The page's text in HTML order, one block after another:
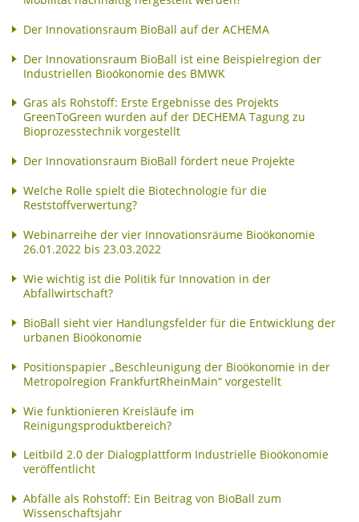
Der Innovationsraum BioBall auf der ACHEMA
Der Innovationsraum BioBall ist eine Beispielregion der
Industriellen Bioökonomie des BMWK
Gras als Rohstoff: Erste Ergebnisse des Projekts
GreenToGreen wurden auf der DECHEMA Tagung zu
Bioprozesstechnik vorgestellt
Der Innovationsraum BioBall fördert neue Projekte
Welche Rolle spielt die Biotechnologie für die
Reststoffverwertung?
Webinarreihe der vier Innovationsräume Bioökonomie
26.01.2022 bis 23.03.2022
Wie wichtig ist die Politik für Innovation in der
Abfallwirtschaft?
BioBall sieht vier Handlungsfelder für die Entwicklung der
urbanen Bioökonomie
Positionspapier „Beschleunigung der Bioökonomie in der
Metropolregion FrankfurtRheinMain“ vorgestellt
Wie funktionieren Kreisläufe im
Reinigungsproduktbereich?
Leitbild 2.0 der Dialogplattform Industrielle Bioökonomie
veröffentlicht
Abfälle als Rohstoff: Ein Beitrag von BioBall zum
Wissenschaftsjahr